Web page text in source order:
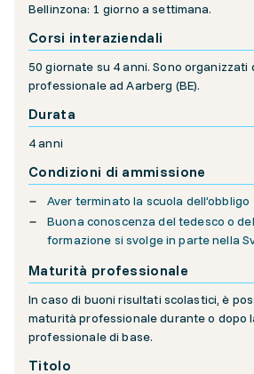
Bellinzona: 1 giorno a settimana.
Corsi interaziendali
50 giornate su 4 anni. Sono organizzati
professionale ad Aarberg (BE).
Durata
4 anni
Condizioni di ammissione
Aver terminato la scuola dell’obbligo
Buona conoscenza del tedesco o
formazione si svolge in parte nella
Maturità professionale
In caso di buoni risultati scolastici, è
maturità professionale durante o dopo
professionale di base.
Titolo